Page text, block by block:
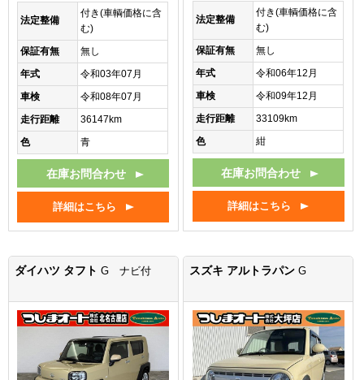
法定整備
付き(車輌価格に含
む)
保証有無
無し
年式
令和03年07月
車検
令和08年07月
走行距離
36147km
色
青
在庫お問合わせ
詳細はこちら
法定整備
付き(車輌価格に含
む)
保証有無
無し
年式
令和06年12月
車検
令和09年12月
走行距離
33109km
色
紺
在庫お問合わせ
詳細はこちら
ダイハツ タフト G ナビ付 スズキ アルトラパンG